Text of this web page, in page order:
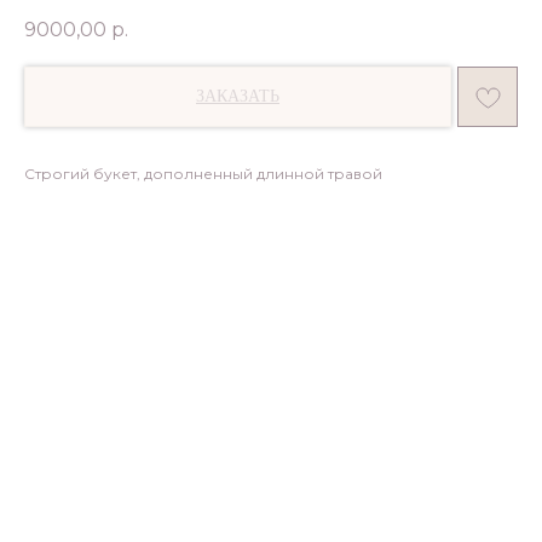
9000,00 р.
ЗАКАЗАТЬ
Строгий букет, дополненный длинной травой